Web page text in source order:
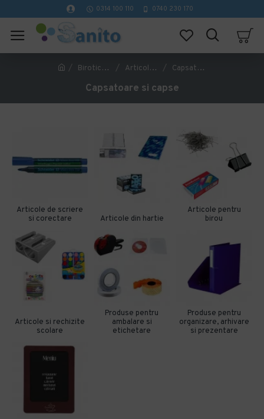
0314 100 110 0740 230 170
Birotica si papetarie Articole pentru birou Capsatoare si capse
Capsatoare si capse
Articole de scriere
si corectare
Articole din hartie
Articole pentru
birou
Articole si rechizite
scolare
Produse pentru
ambalare si
etichetare
Produse pentru
organizare, arhivare
si prezentare